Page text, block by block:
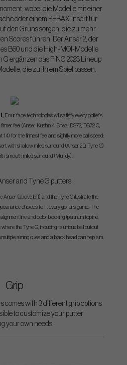
wobei die Modelle mit einer
oder einem PEBAX-Insert für
den Grüns sorgen, die zu mehr
Scores führen. Der Anser 2, der
B60 und die High-MOI-Modelle
G ergänzen das PING 2023 Lineup
die zu ihrem Spiel passen.
Four face technologies will satisfy every golfer’s
feel (Anser, Kushin 4, Shea, DS72, DS72 C,
14) for the firmest feel and slightly more ball speed;
with shallow milled surround (Anser 2D, Tyne G)
smooth milled surround (Mundy).
Anser (above left) and the Tyne G illustrate the
choices to fit every golfer’s game. The
line and color blocking (platinum topline,
the Tyne G, including its unique ball cutout
aiming cues and a black head can help aim.
Grip
comes with 3 different grip options
to customize your putter
your own needs.